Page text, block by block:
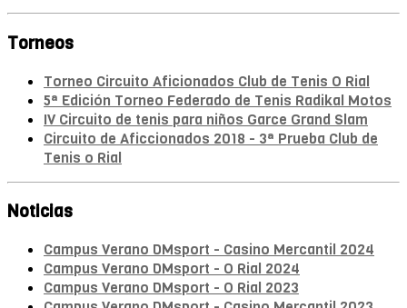
Torneos
Torneo Circuito Aficionados Club de Tenis O Rial
5ª Edición Torneo Federado de Tenis Radikal Motos
IV Circuito de tenis para niños Garce Grand Slam
Circuito de Aficcionados 2018 - 3ª Prueba Club de
Tenis o Rial
Noticias
Campus Verano DMsport - Casino Mercantil 2024
Campus Verano DMsport - O Rial 2024
Campus Verano DMsport - O Rial 2023